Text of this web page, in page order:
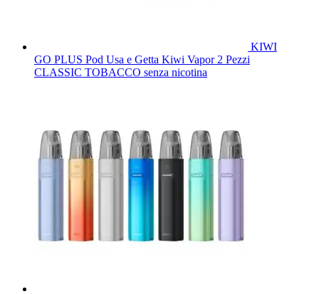
KIWI
GO PLUS Pod Usa e Getta Kiwi Vapor 2 Pezzi
CLASSIC TOBACCO senza nicotina